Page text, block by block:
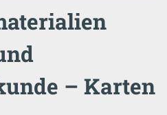
– Karten